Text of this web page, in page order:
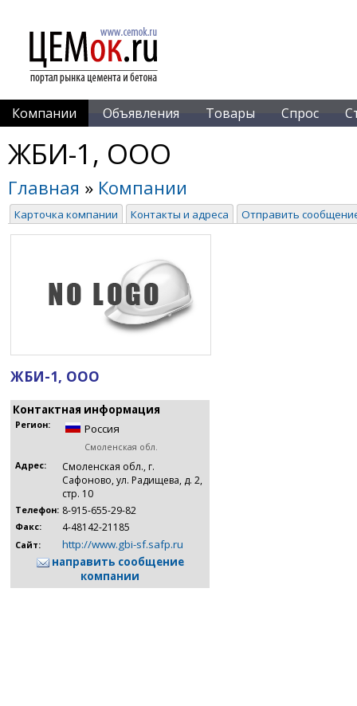
Компании Объявления Товары Спрос
ЖБИ-1, ООО
Главная » Компании
Карточка компании Контакты и адреса Отправить
ЖБИ-1, ООО
Контактная информация
Регион: Россия
Смоленская обл.
Адрес:
Смоленская обл., г.
Сафоново, ул. Радищева, д. 2,
стр. 10
Телефон: 8-915-655-29-82
Факс: 4-48142-21185
Сайт:
http://www.gbi-sf.safp.ru
направить сообщение
компании